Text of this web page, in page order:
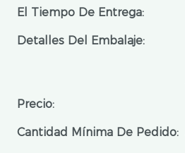
El Tiempo De Entrega:
Detalles Del Embalaje:
Precio:
Cantidad Mínima De Pedido: